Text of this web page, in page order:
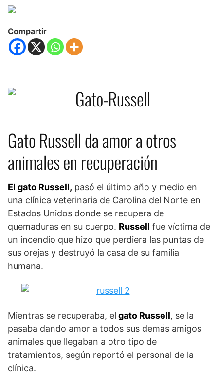
Compartir
Gato Russell da amor a otros
animales en recuperación
El gato Russell, pasó el último año y medio en
una clínica veterinaria de Carolina del Norte en
Estados Unidos donde se recupera de
quemaduras en su cuerpo. Russell fue víctima de
un incendio que hizo que perdiera las puntas de
sus orejas y destruyó la casa de su familia
humana.
Mientras se recuperaba, el gato Russell, se la
pasaba dando amor a todos sus demás amigos
animales que llegaban a otro tipo de
tratamientos, según reportó el personal de la
clínica.